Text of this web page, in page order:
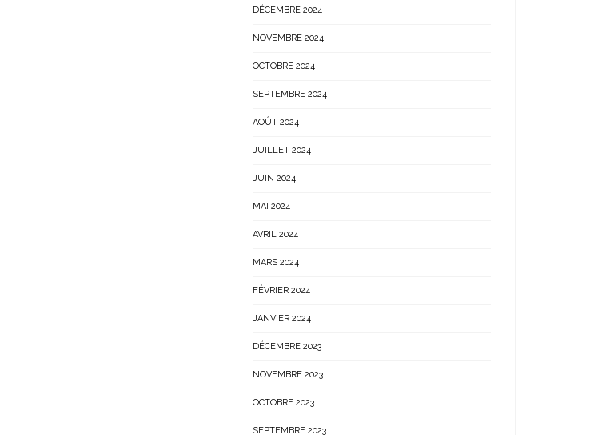
DÉCEMBRE 2024
NOVEMBRE 2024
OCTOBRE 2024
SEPTEMBRE 2024
AOÛT 2024
JUILLET 2024
JUIN 2024
MAI 2024
AVRIL 2024
MARS 2024
FÉVRIER 2024
JANVIER 2024
DÉCEMBRE 2023
NOVEMBRE 2023
OCTOBRE 2023
SEPTEMBRE 2023